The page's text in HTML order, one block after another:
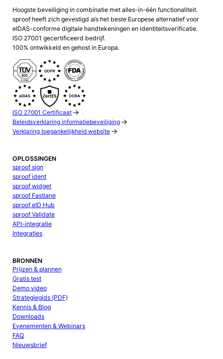
Hoogste beveiliging in combinatie met alles-in-één functionaliteit.
sproof heeft zich gevestigd als het beste Europese alternatief voor
eIDAS-conforme digitale handtekeningen en identiteitsverificatie.
ISO 27001 gecertificeerd bedrijf.
100% ontwikkeld en gehost in Europa.
ISO 27001 Certificaat
Beleidsverklaring informatiebeveiliging
Verklaring toegankelijkheid website
OPLOSSINGEN
sproof sign
sproof ident
sproof widget
sproof Fastlane
sproof eID Hub
sproof Validate
API-integratie
Integraties
BRONNEN
Prijzen & plannen
Gratis test
Demo video
Strategiegids (PDF)
Kennis & Blog
Downloads
Evenementen & Webinars
FAQ
Nieuwsbrief